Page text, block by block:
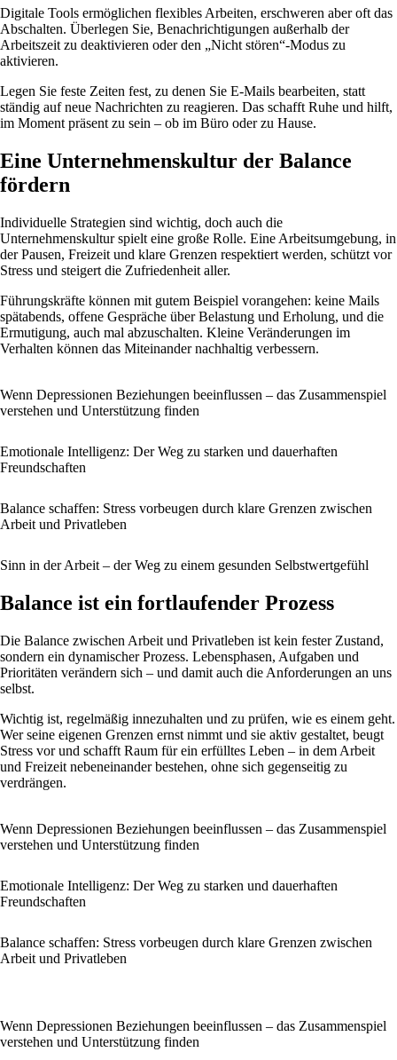
Digitale Tools ermöglichen flexibles Arbeiten, erschweren aber oft das
Abschalten. Überlegen Sie, Benachrichtigungen außerhalb der
Arbeitszeit zu deaktivieren oder den „Nicht stören“-Modus zu
aktivieren.
Legen Sie feste Zeiten fest, zu denen Sie E-Mails bearbeiten, statt
ständig auf neue Nachrichten zu reagieren. Das schafft Ruhe und hilft,
im Moment präsent zu sein – ob im Büro oder zu Hause.
Eine Unternehmenskultur der Balance
fördern
Individuelle Strategien sind wichtig, doch auch die
Unternehmenskultur spielt eine große Rolle. Eine Arbeitsumgebung, in
der Pausen, Freizeit und klare Grenzen respektiert werden, schützt vor
Stress und steigert die Zufriedenheit aller.
Führungskräfte können mit gutem Beispiel vorangehen: keine Mails
spätabends, offene Gespräche über Belastung und Erholung, und die
Ermutigung, auch mal abzuschalten. Kleine Veränderungen im
Verhalten können das Miteinander nachhaltig verbessern.
Wenn Depressionen Beziehungen beeinflussen – das Zusammenspiel
verstehen und Unterstützung finden
Emotionale Intelligenz: Der Weg zu starken und dauerhaften
Freundschaften
Balance schaffen: Stress vorbeugen durch klare Grenzen zwischen
Arbeit und Privatleben
Sinn in der Arbeit – der Weg zu einem gesunden Selbstwertgefühl
Balance ist ein fortlaufender Prozess
Die Balance zwischen Arbeit und Privatleben ist kein fester Zustand,
sondern ein dynamischer Prozess. Lebensphasen, Aufgaben und
Prioritäten verändern sich – und damit auch die Anforderungen an uns
selbst.
Wichtig ist, regelmäßig innezuhalten und zu prüfen, wie es einem geht.
Wer seine eigenen Grenzen ernst nimmt und sie aktiv gestaltet, beugt
Stress vor und schafft Raum für ein erfülltes Leben – in dem Arbeit
und Freizeit nebeneinander bestehen, ohne sich gegenseitig zu
verdrängen.
Wenn Depressionen Beziehungen beeinflussen – das Zusammenspiel
verstehen und Unterstützung finden
Emotionale Intelligenz: Der Weg zu starken und dauerhaften
Freundschaften
Balance schaffen: Stress vorbeugen durch klare Grenzen zwischen
Arbeit und Privatleben
Wenn Depressionen Beziehungen beeinflussen – das Zusammenspiel
verstehen und Unterstützung finden